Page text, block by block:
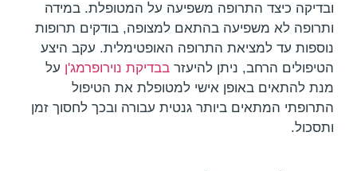
ובדיקה כיצד התרופה משפיעה על המטופלת. במידה
ותרופה לא משפיעה בהתאם למצופה, בודקים תרופות
נוספות עד למציאת התרופה האופטימלית. עקב היצע
הטיפולים הרחב, ניתן להיעזרבבדיקת נוירופרמג'ן על
מנת להתאים באופן אישי למטופלת את הטיפול
התרופתי המתאים ביותר גנטית עבורה ובכך לחסוך זמן
ותסכול.